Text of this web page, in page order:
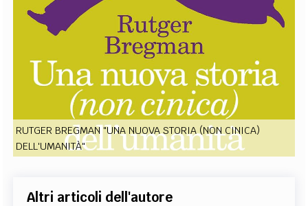
EXTRA
LIBRI PROCEEDINGS PUBBLICITÀ
SOCIAL MEDIA
RUTGER BREGMAN "UNA NUOVA STORIA (NON CINICA)
DELL'UMANITÀ"
Altri articoli dell'autore